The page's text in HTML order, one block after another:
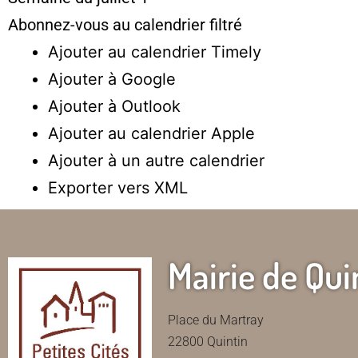
Abonnez-vous au calendrier filtré
Ajouter au calendrier Timely
Ajouter à Google
Ajouter à Outlook
Ajouter au calendrier Apple
Ajouter à un autre calendrier
Exporter vers XML
Mairie de
Place du Martray
22800 Quintin